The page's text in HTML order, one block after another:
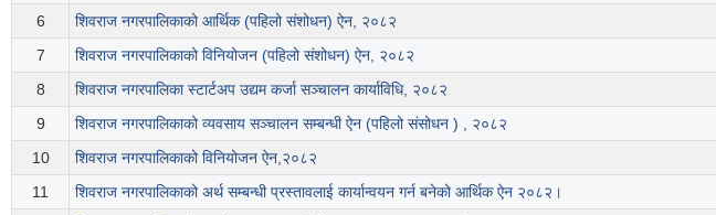
6
शिवराज नगरपालिकाको आर्थिक (पहिलो संशोधन) ऐन, २०८२
7
शिवराज नगरपालिकाको विनियोजन (पहिलो संशोधन) ऐन, २०८२
8
शिवराज नगरपालिका स्टार्टअप उद्यम कर्जा सञ्चालन कार्याविधि, २०८२
9
शिवराज नगरपालिकाको व्यवसाय सञ्चालन सम्बन्धी ऐन (पहिलो संसोधन ) , २०८२
10
शिवराज नगरपालिकाको विनियोजन ऐन,२०८२
11
शिवराज नगरपालिकाको अर्थ सम्बन्धी प्रस्तावलाई कार्यान्वयन गर्न बनेको आर्थिक ऐन २०८२।